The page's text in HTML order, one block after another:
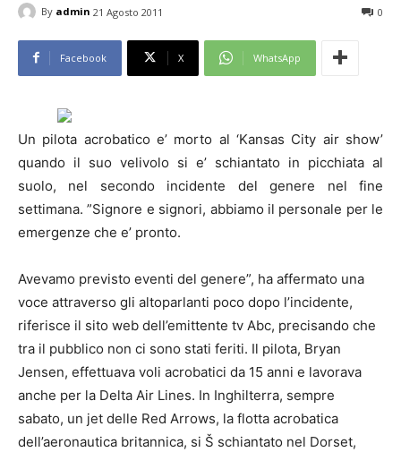
By admin 21 Agosto 2011 0
Facebook X WhatsApp
Un pilota acrobatico e’ morto al ‘Kansas City air show’
quando il suo velivolo si e’ schiantato in picchiata al
suolo, nel secondo incidente del genere nel fine
settimana. ”Signore e signori, abbiamo il personale per le
emergenze che e’ pronto.
Avevamo previsto eventi del genere”, ha affermato una
voce attraverso gli altoparlanti poco dopo l’incidente,
riferisce il sito web dell’emittente tv Abc, precisando che
tra il pubblico non ci sono stati feriti. Il pilota, Bryan
Jensen, effettuava voli acrobatici da 15 anni e lavorava
anche per la Delta Air Lines. In Inghilterra, sempre
sabato, un jet delle Red Arrows, la flotta acrobatica
dell’aeronautica britannica, si Š schiantato nel Dorset,